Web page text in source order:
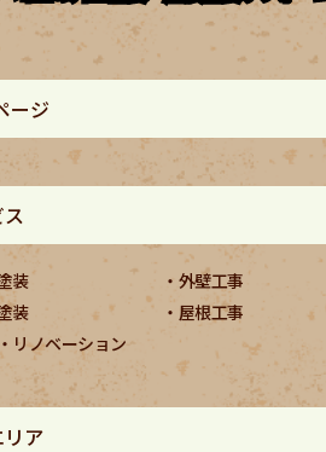
ージ
装
外壁工事
装
屋根工事
リノベーション
ア